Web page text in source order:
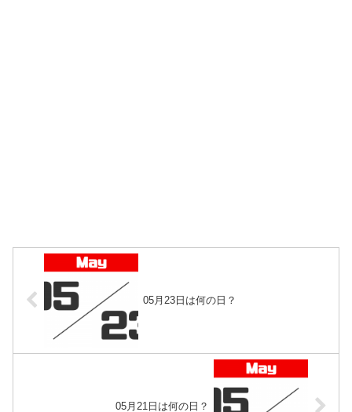
05月23日は何の日？
05月21日は何の日？